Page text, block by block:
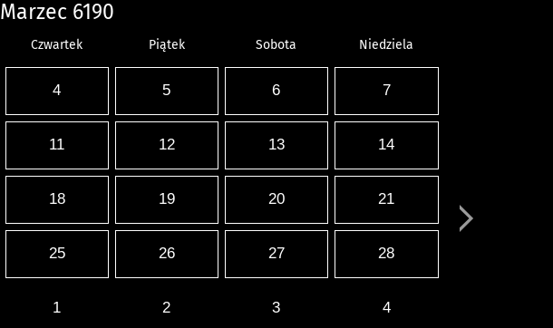
Marzec 6190
Czwartek Piątek Sobota Niedziela
4 5 6 7
11 12 13 14
18 19 20 21
25 26 27 28
1 2 3 4